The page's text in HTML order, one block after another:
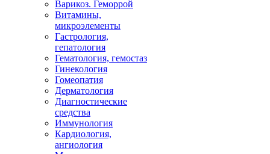
Варикоз. Геморрой
Витамины,
микроэлементы
Гастрология,
гепатология
Гематология, гемостаз
Гинекология
Гомеопатия
Дерматология
Диагностические
средства
Иммунология
Кардиология,
ангиология